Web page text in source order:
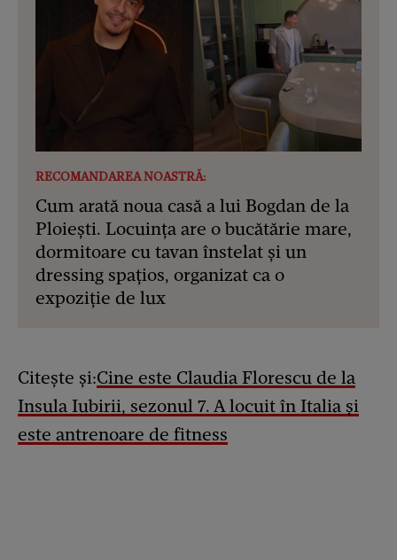
RECOMANDAREA NOASTRĂ:
Cum arată noua casă a lui Bogdan de la
Ploiești. Locuința are o bucătărie mare,
dormitoare cu tavan înstelat și un
dressing spațios, organizat ca o
expoziție de lux
Citește și:Cine este Claudia Florescu de la
Insula Iubirii, sezonul 7. A locuit în Italia și
este antrenoare de fitness